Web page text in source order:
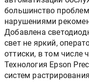
большинство
нарушениями
Добавлена
свет не яркий,
оттиски, в том числе
Технология Epson
систем